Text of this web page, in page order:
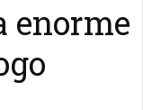
enorme